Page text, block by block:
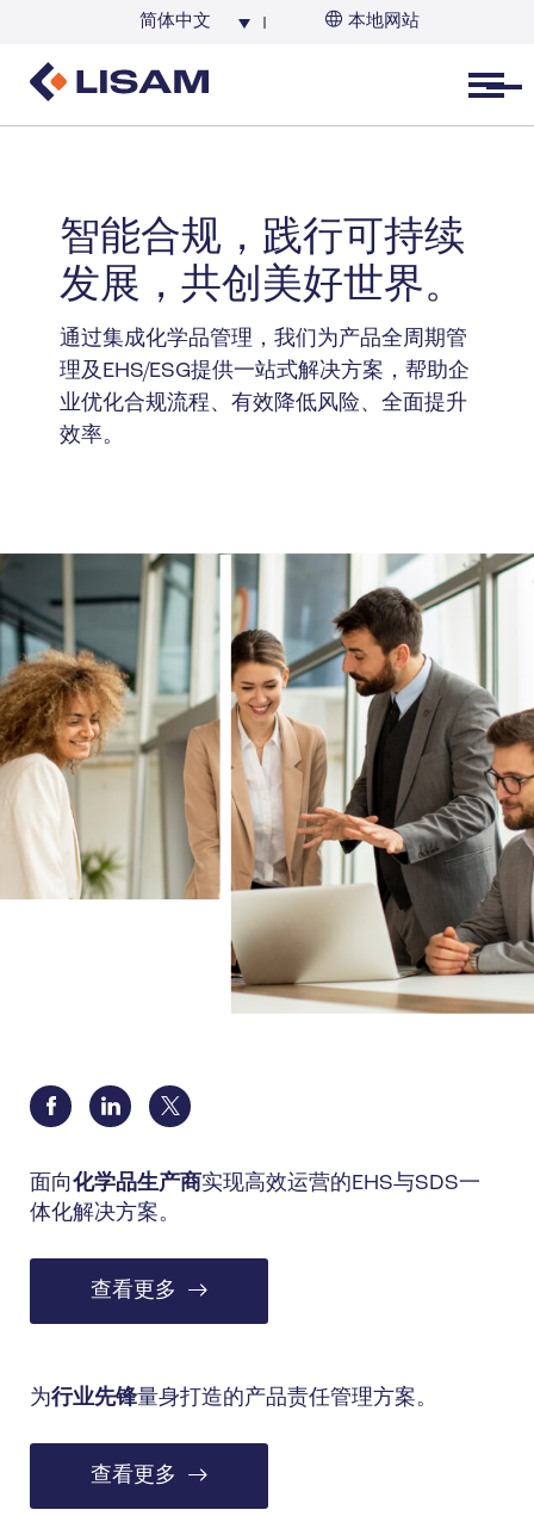
简体中文 本地网站
Open menu
智能合规，践行可持续
发展，共创美好世界。
通过集成化学品管理，我们为产品全周期管
理及EHS/ESG提供一站式解决方案，帮助企
业优化合规流程、有效降低风险、全面提升
效率。
面向化学品生产商实现高效运营的EHS与SDS一
体化解决方案。
查看更多
为行业先锋量身打造的产品责任管理方案。
查看更多